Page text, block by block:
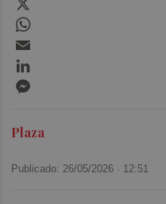
Plaza
Publicado: 26/05/2026 · 12:51